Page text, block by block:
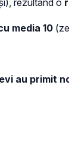
rezultând o
media 10
au primit